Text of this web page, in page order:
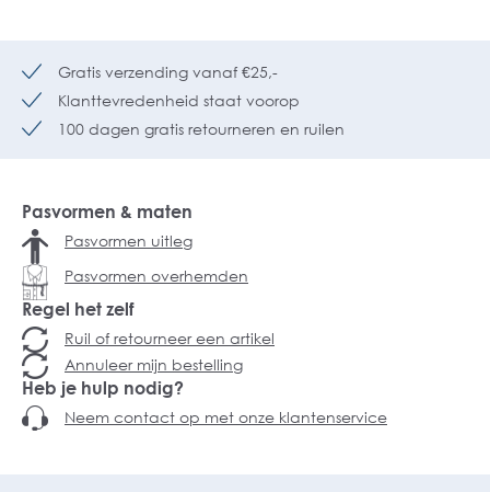
Gratis verzending vanaf €25,-
Klanttevredenheid staat voorop
100 dagen gratis retourneren en ruilen
Pasvormen & maten
Pasvormen uitleg
Pasvormen overhemden
Regel het zelf
Ruil of retourneer een artikel
Annuleer mijn bestelling
Heb je hulp nodig?
Neem contact op met onze klantenservice